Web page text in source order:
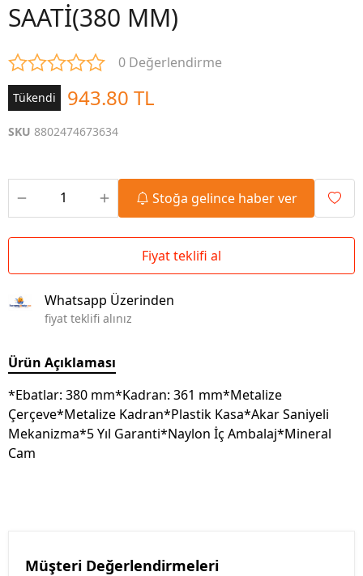
SAATİ(380 MM)
0 Değerlendirme
Tükendi 943.80 TL
SKU 8802474673634
Stoğa gelince haber ver
Fiyat teklifi al
Whatsapp Üzerinden
fiyat teklifi alınız
Ürün Açıklaması
*Ebatlar: 380 mm*Kadran: 361 mm*Metalize
Çerçeve*Metalize Kadran*Plastik Kasa*Akar Saniyeli
Mekanizma*5 Yıl Garanti*Naylon İç Ambalaj*Mineral
Cam
Müşteri Değerlendirmeleri